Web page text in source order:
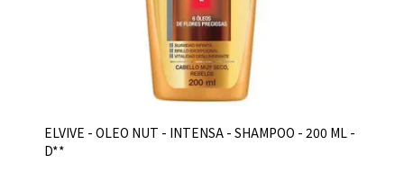
ELVIVE - OLEO NUT - INTENSA - SHAMPOO - 200 ML -
D**